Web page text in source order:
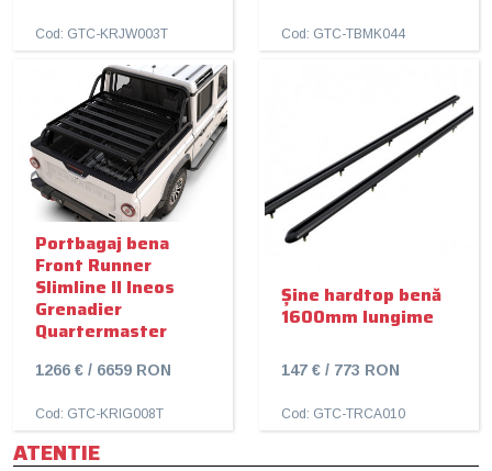
Cod: GTC-KRJW003T Cod: GTC-TBMK044
Portbagaj bena
Front Runner
Slimline II Ineos
Grenadier
Quartermaster
1266 € / 6659 RON
Cod: GTC-KRIG008T
Șine hardtop benă
1600mm lungime
147 € / 773 RON
Cod: GTC-TRCA010
ATENTIE